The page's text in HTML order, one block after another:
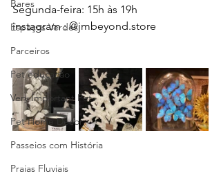
Bares
Espaços Verdes
Parceiros
Pet educação
Very Important Pet
Pet Home Decor
Passeios com História
Praias Fluviais
Segunda-feira: 15h às 19h
instagram : @jmbeyond.store